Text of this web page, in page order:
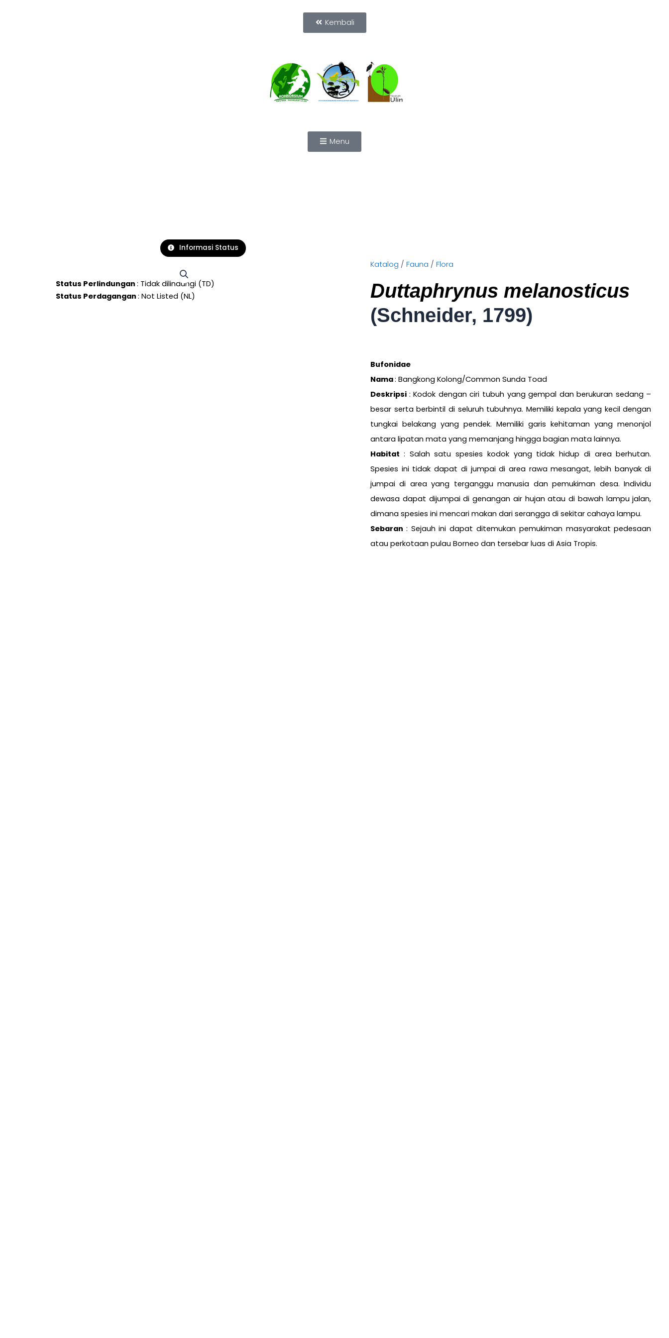
Kembali
Menu
Informasi Status
Status Perlindungan: Tidak dilindungi (TD)
Status Perdagangan: Not Listed (NL)
Katalog / Fauna / Flora
Duttaphrynus melanosticus
(Schneider, 1799)
Bufonidae
Nama: Bangkong Kolong/Common Sunda Toad
Deskripsi : Kodok dengan ciri tubuh yang gempal dan berukuran sedang –
besar serta berbintil di seluruh tubuhnya. Memiliki kepala yang kecil dengan
tungkai belakang yang pendek. Memiliki garis kehitaman yang menonjol
antara lipatan mata yang memanjang hingga bagian mata lainnya.
Habitat : Salah satu spesies kodok yang tidak hidup di area berhutan.
Spesies ini tidak dapat di jumpai di area rawa mesangat, lebih banyak di
jumpai di area yang terganggu manusia dan pemukiman desa. Individu
dewasa dapat dijumpai di genangan air hujan atau di bawah lampu jalan,
dimana spesies ini mencari makan dari serangga di sekitar cahaya lampu.
Sebaran : Sejauh ini dapat ditemukan pemukiman masyarakat pedesaan
atau perkotaan pulau Borneo dan tersebar luas di Asia Tropis.